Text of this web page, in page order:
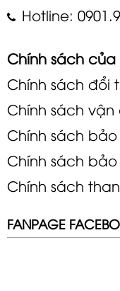
Hotline:
Chính sách của
Chính sách đổi
Chính sách vận
Chính sách
Chính sách
Chính sách
FANPAGE